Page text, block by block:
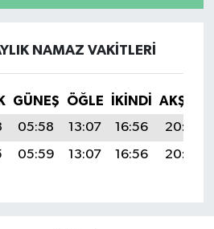
NAMAZ VAKITLERI
GÜNEŞ ÖĞLE İKINDI
AKŞAM
05:58 13:07 16:56
20:07
05:59 13:07 16:56 20:06